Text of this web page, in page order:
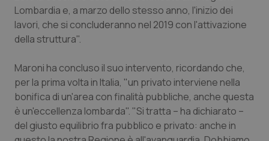
Ulcera & Reflusso
Lombardia e, a marzo dello stesso anno, l'inizio dei
lavori, che si concluderanno nel 2019 con l'attivazione
della struttura".
Maroni ha concluso il suo intervento, ricordando che,
per la prima volta in Italia, "un privato interviene nella
bonifica di un'area con finalità pubbliche, anche questa
è un'eccellenza lombarda". "Si tratta – ha dichiarato –
del giusto equilibrio fra pubblico e privato: anche in